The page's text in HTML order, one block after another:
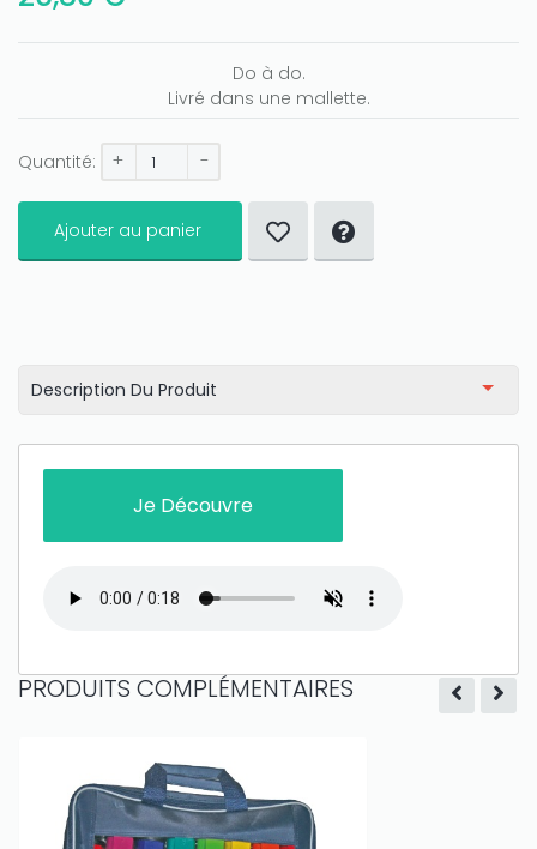
Do à do.
Livré dans une mallette.
Quantité: + -
Ajouter au panier
Description Du Produit
Je Découvre
PRODUITS COMPLÉMENTAIRES
Only play at Joo casino
if you really want to win a huge
amount on your credits!